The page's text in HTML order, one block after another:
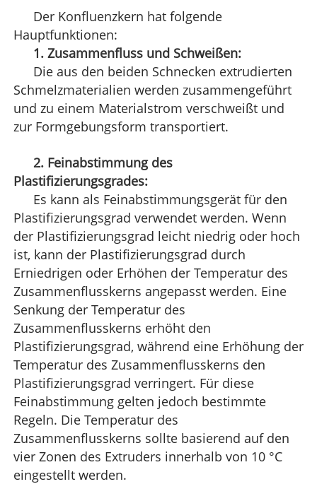
Der Konfluenzkern hat folgende
Hauptfunktionen:
1. Zusammenfluss und Schweißen:
Die aus den beiden Schnecken extrudierten
Schmelzmaterialien werden zusammengeführt
und zu einem Materialstrom verschweißt und
zur Formgebungsform transportiert.
2. Feinabstimmung des
Plastifizierungsgrades:
Es kann als Feinabstimmungsgerät für den
Plastifizierungsgrad verwendet werden. Wenn
der Plastifizierungsgrad leicht niedrig oder hoch
ist, kann der Plastifizierungsgrad durch
Erniedrigen oder Erhöhen der Temperatur des
Zusammenflusskerns angepasst werden. Eine
Senkung der Temperatur des
Zusammenflusskerns erhöht den
Plastifizierungsgrad, während eine Erhöhung der
Temperatur des Zusammenflusskerns den
Plastifizierungsgrad verringert. Für diese
Feinabstimmung gelten jedoch bestimmte
Regeln. Die Temperatur des
Zusammenflusskerns sollte basierend auf den
vier Zonen des Extruders innerhalb von 10 °C
eingestellt werden.